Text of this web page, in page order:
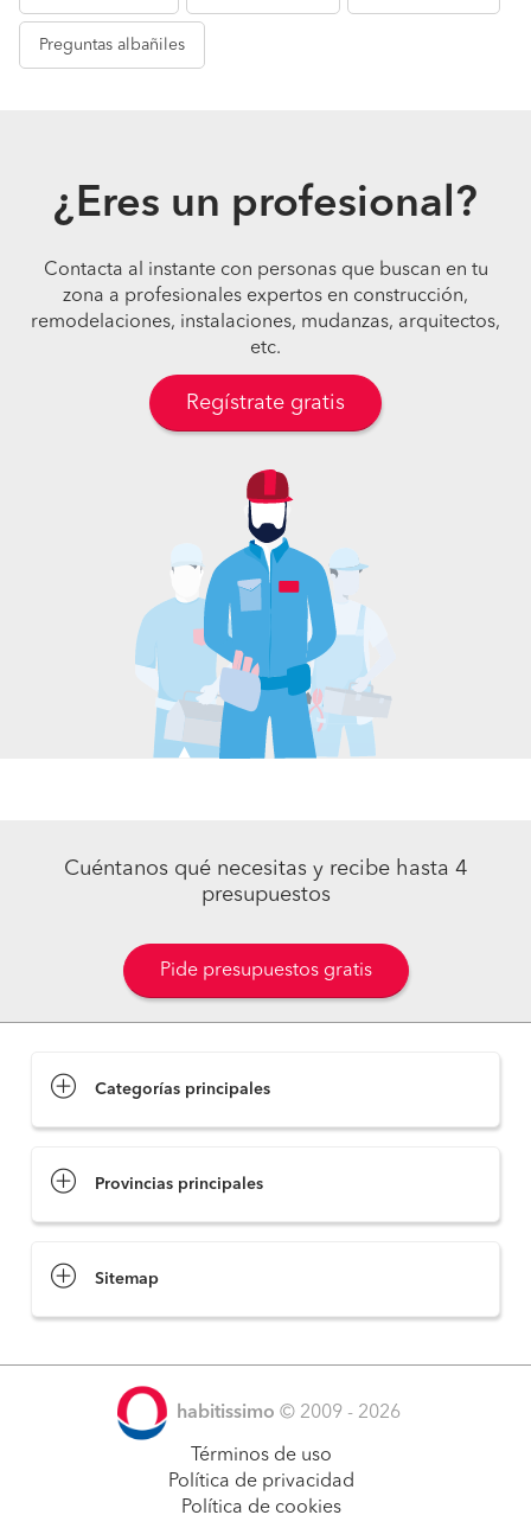
Preguntas albañiles
¿Eres un profesional?
Contacta al instante con personas que buscan en tu
zona a profesionales expertos en construcción,
remodelaciones, instalaciones, mudanzas, arquitectos,
etc.
Regístrate gratis
Cuéntanos qué necesitas y recibe hasta 4
presupuestos
Pide presupuestos gratis
Categorías principales
Provincias principales
Sitemap
habitissimo © 2009 - 2026
Términos de uso
Política de privacidad
Política de cookies